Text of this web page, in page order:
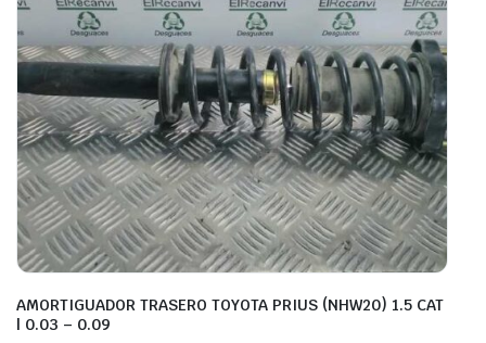
AMORTIGUADOR TRASERO TOYOTA PRIUS (NHW20) 1.5 CAT
| 0.03 – 0.09